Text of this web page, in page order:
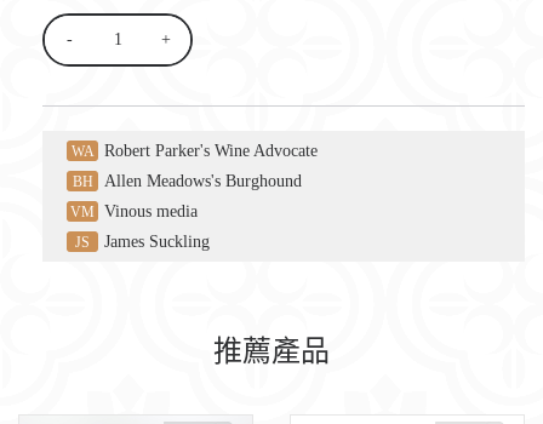
- +
WA Robert Parker's Wine Advocate
BH Allen Meadows's Burghound
VM Vinous media
JS James Suckling
推薦產品